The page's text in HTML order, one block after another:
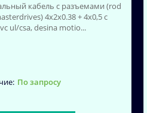
кабель с разъемами (rod
4x2x0.38 + 4x0,5 c
ul/csa, desina motio...
По запросу